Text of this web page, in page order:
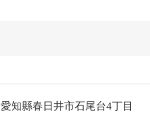
愛知縣春日井市石尾台4丁目